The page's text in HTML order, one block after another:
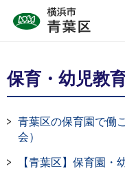
保育・幼児教
青葉区の保育園で働
会）
【青葉区】保育園・